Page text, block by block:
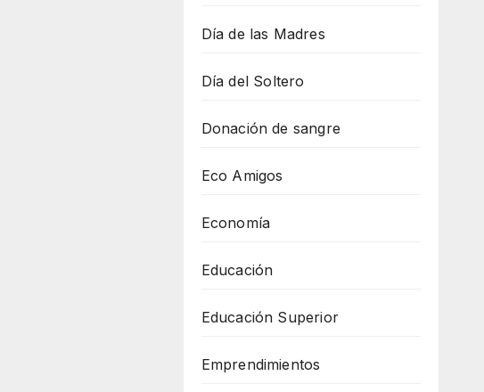
Día de las Madres
Día del Soltero
Donación de sangre
Eco Amigos
Economía
Educación
Educación Superior
Emprendimientos